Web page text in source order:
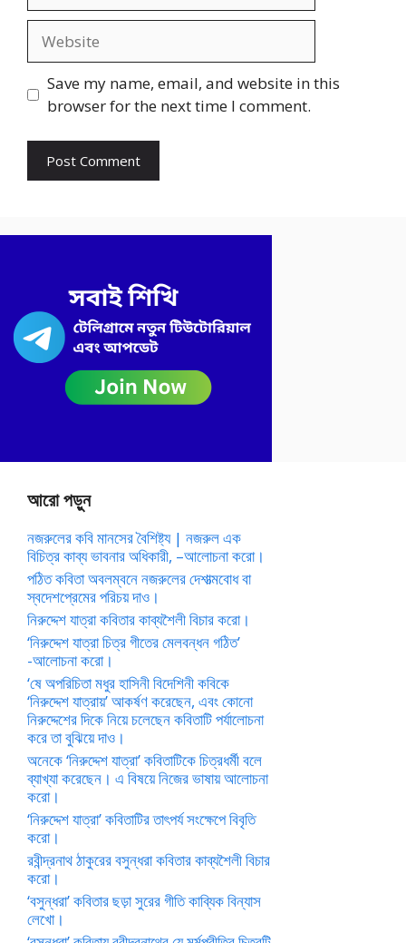
Save my name, email, and website in this
browser for the next time I comment.
আরো পড়ুন
নজরুলের কবি মানসের বৈশিষ্ট্য | নজরুল এক
বিচিত্র কাব্য ভাবনার অধিকারী, –আলোচনা করো।
পঠিত কবিতা অবলম্বনে নজরুলের দেশাত্মবোধ বা
স্বদেশপ্রেমের পরিচয় দাও।
নিরুদ্দেশ যাত্রা কবিতার কাব্যশৈলী বিচার করো।
‘নিরুদ্দেশ যাত্রা চিত্র গীতের মেলবন্ধন গঠিত’
-আলোচনা করো।
‘ষে অপরিচিতা মধুর হাসিনী বিদেশিনী কবিকে
‘নিরুদ্দেশ যাত্রায়’ আকর্ষণ করেছেন, এবং কোনো
নিরুদ্দেশের দিকে নিয়ে চলেছেন কবিতাটি পর্যালোচনা
করে তা বুঝিয়ে দাও।
অনেকে ‘নিরুদ্দেশ যাত্রা’ কবিতাটিকে চিত্রধর্মী বলে
ব্যাখ্যা করেছেন। এ বিষয়ে নিজের ভাষায় আলোচনা
করো।
‘নিরুদ্দেশ যাত্রা’ কবিতাটির তাৎপর্য সংক্ষেপে বিবৃতি
করো।
রবীন্দ্রনাথ ঠাকুরের বসুন্ধরা কবিতার কাব্যশৈলী বিচার
করো।
‘বসুন্ধরা’ কবিতার ছড়া সুরের গীতি কাব্যিক বিন্যাস
লেখো।